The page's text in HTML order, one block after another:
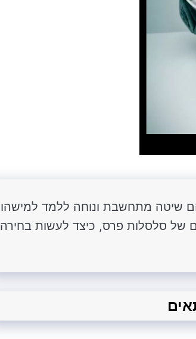
שיטה מתחשבת ונוחה ללמד למישהו
של סלסלות פרס, כיצד לעשות בחירה